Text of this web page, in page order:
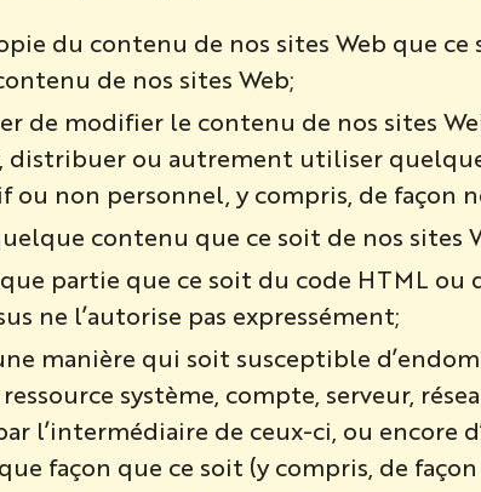
du contenu de nos sites Web que
de nos sites Web;
de modifier le contenu de nos sites
ou autrement utiliser
ou non personnel, y compris, de façon
contenu que ce soit de nos sites
partie que ce soit du code HTML ou
ne l’autorise pas expressément;
manière qui soit susceptible
système, compte, serveur,
l’intermédiaire de ceux-ci, ou
façon que ce soit (y compris, de